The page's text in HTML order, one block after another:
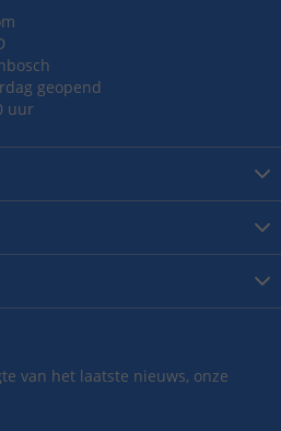
geopend
uur
van het laatste nieuws, onze